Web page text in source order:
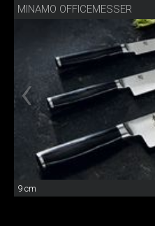
MINAMO OFFICEMESSER
9 cm